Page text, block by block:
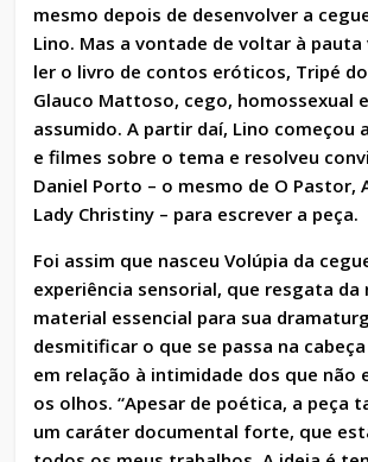
mesmo depois de desenvolver a
Lino. Mas a vontade de voltar à pauta
ler o livro de contos eróticos, Tripé
Glauco Mattoso, cego, homossexual
assumido. A partir daí, Lino começou
e filmes sobre o tema e resolveu
Daniel Porto – o mesmo de O Pastor,
Lady Christiny – para escrever a peça.
Foi assim que nasceu Volúpia da
experiência sensorial, que resgata da
material essencial para sua
desmitificar o que se passa na
em relação à intimidade dos que não
os olhos. “Apesar de poética, a peça
um caráter documental forte, que